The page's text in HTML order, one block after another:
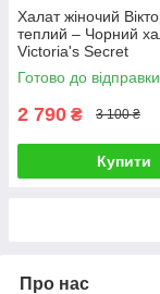
Халат жіночий
теплий – Чорний
Victoria's Secret
Готово до відправки
2 790 ₴ 3 100 ₴
Купити
Про нас